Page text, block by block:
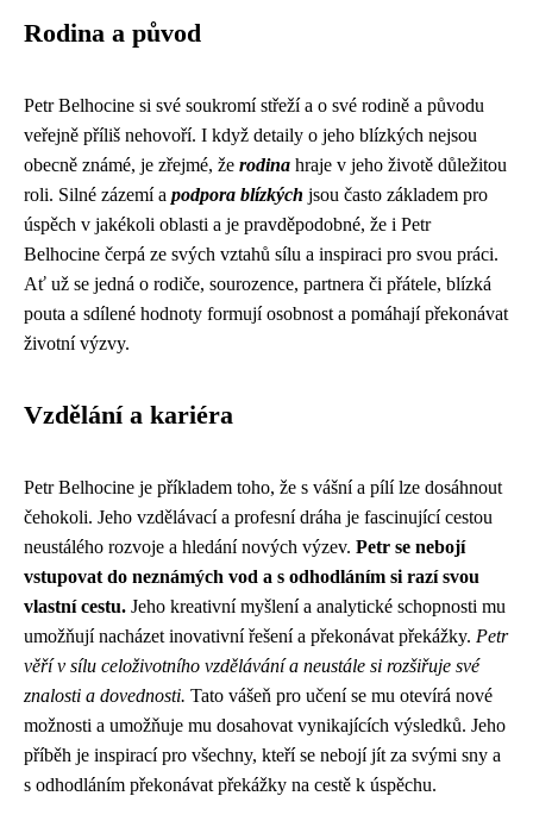
Rodina a původ
Petr Belhocine si své soukromí střeží a o své rodině a původu
veřejně příliš nehovoří. I když detaily o jeho blízkých nejsou
obecně známé, je zřejmé, že rodina hraje v jeho životě důležitou
roli. Silné zázemí a podpora blízkých jsou často základem pro
úspěch v jakékoli oblasti a je pravděpodobné, že i Petr
Belhocine čerpá ze svých vztahů sílu a inspiraci pro svou práci.
Ať už se jedná o rodiče, sourozence, partnera či přátele, blízká
pouta a sdílené hodnoty formují osobnost a pomáhají překonávat
životní výzvy.
Vzdělání a kariéra
Petr Belhocine je příkladem toho, že s vášní a pílí lze dosáhnout
čehokoli. Jeho vzdělávací a profesní dráha je fascinující cestou
neustálého rozvoje a hledání nových výzev. Petr se nebojí
vstupovat do neznámých vod a s odhodláním si razí svou
vlastní cestu. Jeho kreativní myšlení a analytické schopnosti mu
umožňují nacházet inovativní řešení a překonávat překážky. Petr
věří v sílu celoživotního vzdělávání a neustále si rozšiřuje své
znalosti a dovednosti. Tato vášeň pro učení se mu otevírá nové
možnosti a umožňuje mu dosahovat vynikajících výsledků. Jeho
příběh je inspirací pro všechny, kteří se nebojí jít za svými sny a
s odhodláním překonávat překážky na cestě k úspěchu.